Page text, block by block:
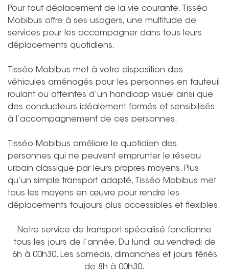
Pour tout déplacement de la vie courante, Tisséo
Mobibus offre à ses usagers, une multitude de
services pour les accompagner dans tous leurs
déplacements quotidiens.
Tisséo Mobibus met à votre disposition des
véhicules aménagés pour les personnes en fauteuil
roulant ou atteintes d’un handicap visuel ainsi que
des conducteurs idéalement formés et sensibilisés
à l’accompagnement de ces personnes.
Tisséo Mobibus améliore le quotidien des
personnes qui ne peuvent emprunter le réseau
urbain classique par leurs propres moyens. Plus
qu’un simple transport adapté, Tisséo Mobibus met
tous les moyens en œuvre pour rendre les
déplacements toujours plus accessibles et flexibles.
Notre service de transport spécialisé fonctionne
tous les jours de l’année. Du lundi au vendredi de
6h à 00h30. Les samedis, dimanches et jours fériés
de 8h à 00h30.